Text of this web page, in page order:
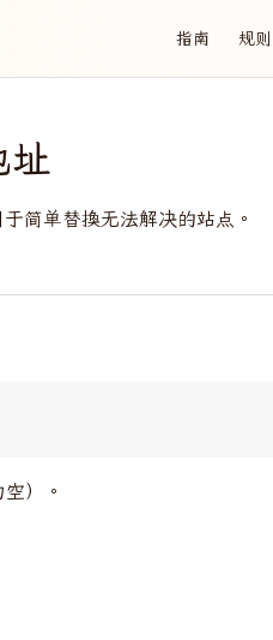
指南 规则
址
简单替换无法解决的站点。
）。